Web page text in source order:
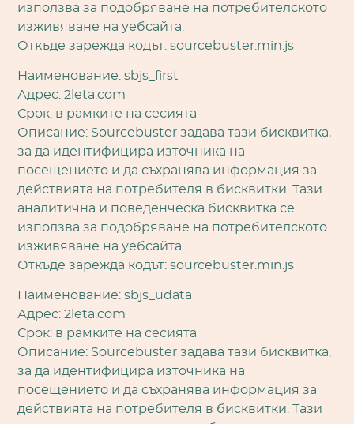
използва за подобряване на потребителското
изживяване на уебсайта.
Откъде зарежда кодът: sourcebuster.min.js
Наименование: sbjs_first
Адрес: 2leta.com
Срок: в рамките на сесията
Описание: Sourcebuster задава тази бисквитка,
за да идентифицира източника на
посещението и да съхранява информация за
действията на потребителя в бисквитки. Тази
аналитична и поведенческа бисквитка се
използва за подобряване на потребителското
изживяване на уебсайта.
Откъде зарежда кодът: sourcebuster.min.js
Наименование: sbjs_udata
Адрес: 2leta.com
Срок: в рамките на сесията
Описание: Sourcebuster задава тази бисквитка,
за да идентифицира източника на
посещението и да съхранява информация за
действията на потребителя в бисквитки. Тази